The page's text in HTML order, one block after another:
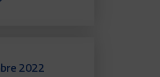
2022